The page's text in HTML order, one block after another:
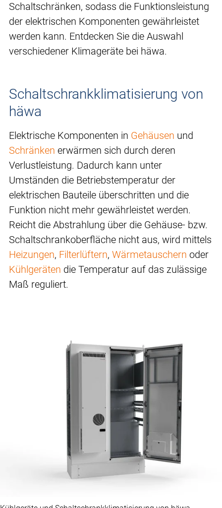
Schaltschränken, sodass die Funktionsleistung
der elektrischen Komponenten gewährleistet
werden kann. Entdecken Sie die Auswahl
verschiedener Klimageräte bei häwa.
Schaltschrankklimatisierung von
häwa
Elektrische Komponenten in Gehäusen und
Schränken erwärmen sich durch deren
Verlustleistung. Dadurch kann unter
Umständen die Betriebstemperatur der
elektrischen Bauteile überschritten und die
Funktion nicht mehr gewährleistet werden.
Reicht die Abstrahlung über die Gehäuse- bzw.
Schaltschrankoberfläche nicht aus, wird mittels
Heizungen, Filterlüftern, Wärmetauschern oder
Kühlgeräten die Temperatur auf das zulässige
Maß reguliert.